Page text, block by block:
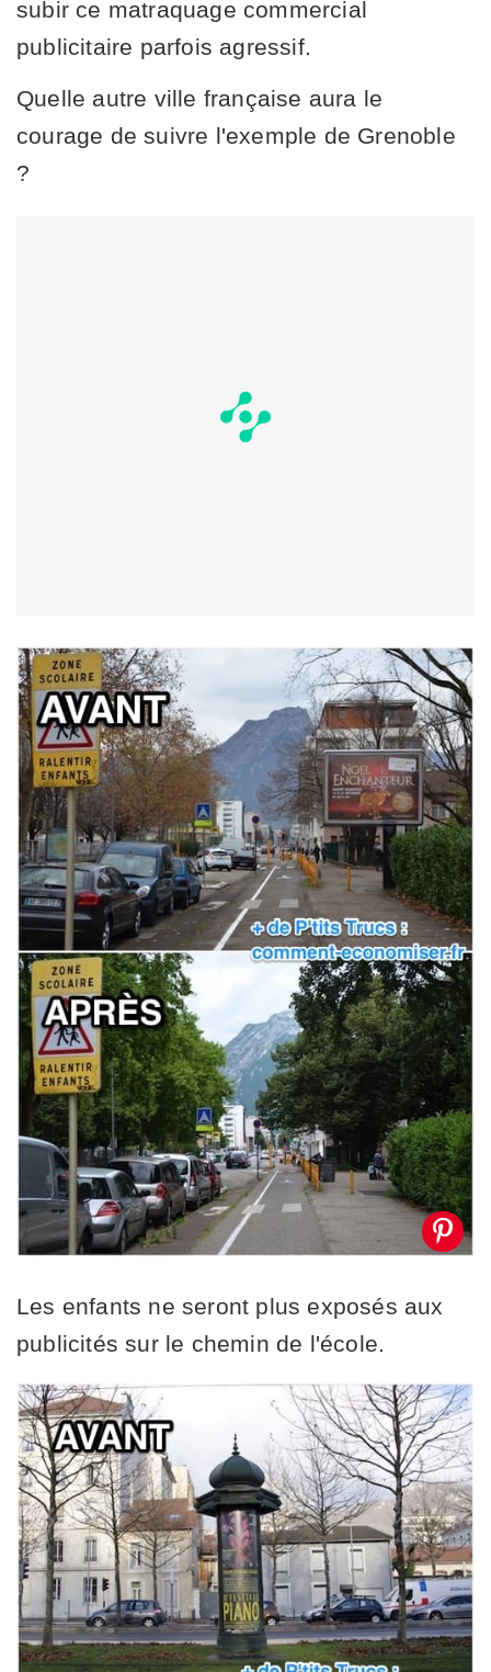
subir ce matraquage commercial
publicitaire parfois agressif.
Quelle autre ville française aura le
courage de suivre l'exemple de Grenoble
?
Les enfants ne seront plus exposés aux
publicités sur le chemin de l'école.